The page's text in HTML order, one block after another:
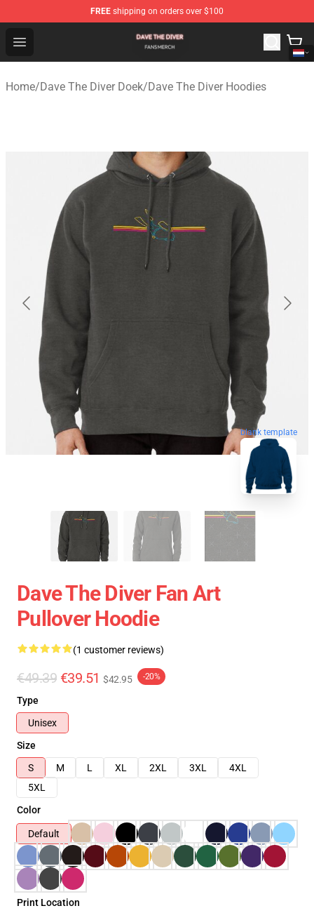
FREE shipping on orders over $100
Open menu
Dave The Diver Shop - Official Dave The Diver
Home/Dave The Diver Doek/Dave The Diver Hoodies
blank template
Dave The Diver Fan Art
Pullover Hoodie
(1 customer reviews)
€49.39 €39.51 $42.95 -20%
Type
Unisex
Size
S
M L XL 2XL 3XL
4XL
5XL
Color
Default
Print Location